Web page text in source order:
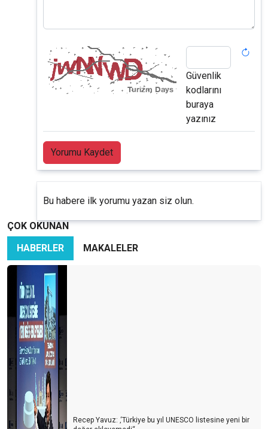
Güvenlik
kodlarını
buraya
yazınız
Yorumu Kaydet
Bu habere ilk yorumu yazan siz olun.
ÇOK OKUNAN
HABERLER
MAKALELER
Recep Yavuz: ‚‘Türkiye bu yıl UNESCO listesine yeni bir